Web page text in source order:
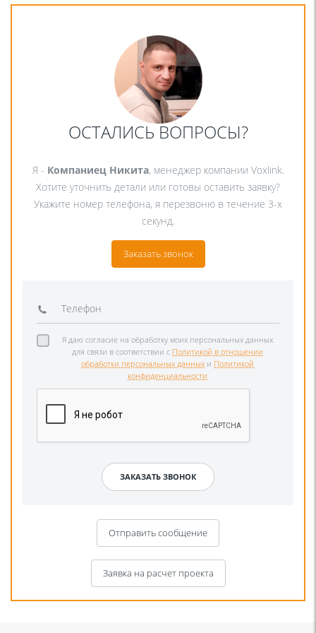
ОСТАЛИСЬ ВОПРОСЫ?
Я - Компаниец Никита, менеджер компании Voxlink.
Хотите уточнить детали или готовы оставить заявку?
Укажите номер телефона, я перезвоню в течение 3-х
секунд.
Заказать звонок
Я даю согласие на обработку моих персональных данных
для связи в соответствии с Политикой в отношении
обработки персональных данных и Политикой
конфиденциальности
Отправить сообщение
Заявка на расчет проекта